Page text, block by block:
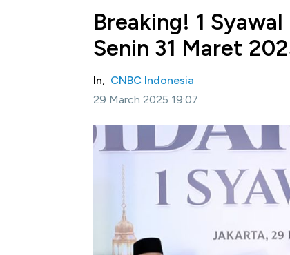
Breaking! 1
Senin 31 Maret
In, CNBC Indonesia
29 March 2025 19:07